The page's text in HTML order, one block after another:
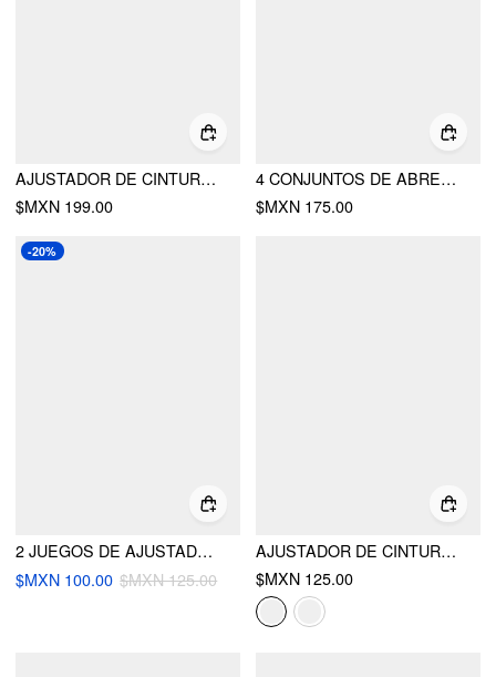
AJUSTADOR DE CINTURA DE PANTALÓN CON PERLAS FALSAS DE 9 PIEZAS
$MXN 199.00
4 CONJUNTOS DE ABRELATAS PARA LA CINTURA DE LOS PANTALONES CON TREBOL DE CUATRO HOJAS
$MXN 175.00
-20%
2 JUEGOS DE AJUSTADOR DE CINTURA DE PANTALÓN MARIPOSA
$MXN 100.00 $MXN 125.00
AJUSTADOR DE CINTURA DE PANTALÓN MARIPOSA
$MXN 125.00